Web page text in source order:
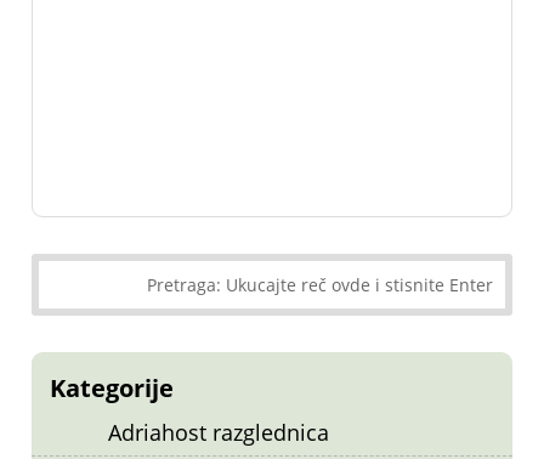
Kategorije
Adriahost razglednica